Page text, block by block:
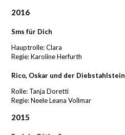
2016
Sms für Dich
Hauptrolle: Clara
Regie: Karoline Herfurth
Rico, Oskar und der Diebstahlstein
Rolle: Tanja Doretti
Regie: Neele Leana Vollmar
2015